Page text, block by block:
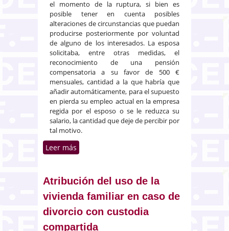
el momento de la ruptura, si bien es
posible tener en cuenta posibles
alteraciones de circunstancias que puedan
producirse posteriormente por voluntad
de alguno de los interesados. La esposa
solicitaba, entre otras medidas, el
reconocimiento de una pensión
compensatoria a su favor de 500 €
mensuales, cantidad a la que habría que
añadir automáticamente, para el supuesto
en pierda su empleo actual en la empresa
regida por el esposo o se le reduzca su
salario, la cantidad que deje de percibir por
tal motivo.
Leer más
pensión compensatoria
Atribución del uso de la
vivienda familiar en caso de
divorcio con custodia
compartida